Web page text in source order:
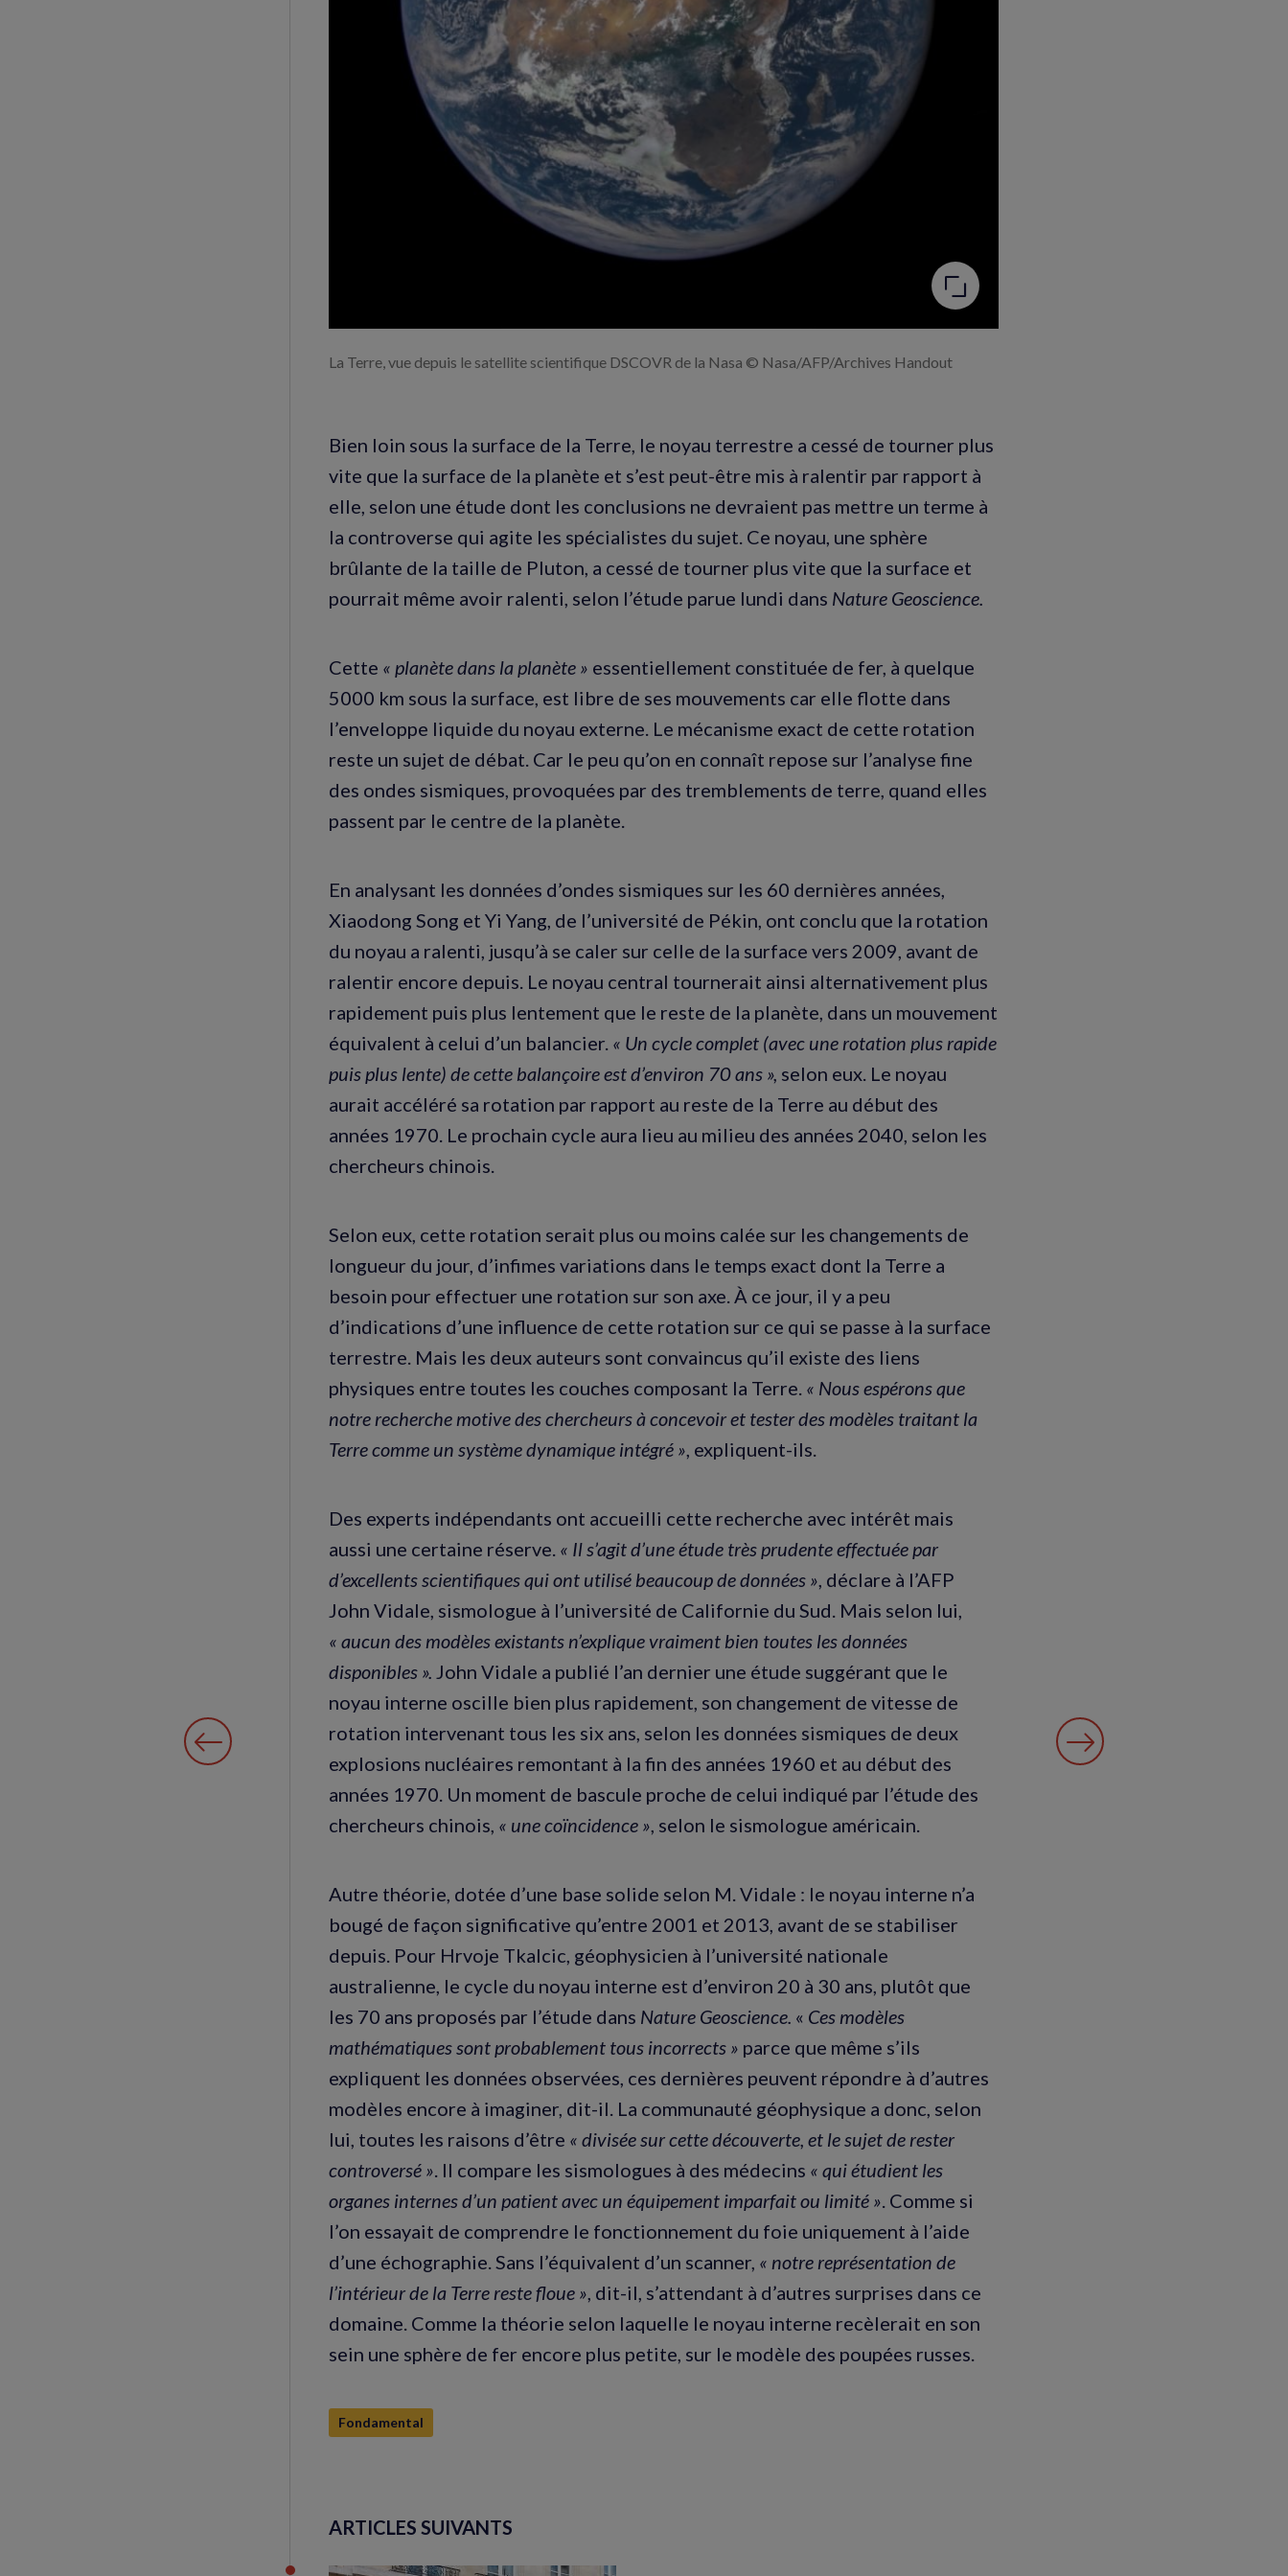
l'image
La Terre, vue depuis le satellite scientifique DSCOVR de la Nasa © Nasa/AFP/Archives Handout
Bien loin sous la surface de la Terre, le noyau terrestre a cessé de tourner plus
vite que la surface de la planète et s’est peut-être mis à ralentir par rapport à
elle, selon une étude dont les conclusions ne devraient pas mettre un terme à
la controverse qui agite les spécialistes du sujet. Ce noyau, une sphère
brûlante de la taille de Pluton, a cessé de tourner plus vite que la surface et
pourrait même avoir ralenti, selon l’étude parue lundi dans Nature Geoscience.
Cette « planète dans la planète » essentiellement constituée de fer, à quelque
5000 km sous la surface, est libre de ses mouvements car elle flotte dans
l’enveloppe liquide du noyau externe. Le mécanisme exact de cette rotation
reste un sujet de débat. Car le peu qu’on en connaît repose sur l’analyse fine
des ondes sismiques, provoquées par des tremblements de terre, quand elles
passent par le centre de la planète.
En analysant les données d’ondes sismiques sur les 60 dernières années,
Xiaodong Song et Yi Yang, de l’université de Pékin, ont conclu que la rotation
du noyau a ralenti, jusqu’à se caler sur celle de la surface vers 2009, avant de
ralentir encore depuis. Le noyau central tournerait ainsi alternativement plus
rapidement puis plus lentement que le reste de la planète, dans un mouvement
équivalent à celui d’un balancier. « Un cycle complet (avec une rotation plus rapide
puis plus lente) de cette balançoire est d’environ 70 ans », selon eux. Le noyau
aurait accéléré sa rotation par rapport au reste de la Terre au début des
années 1970. Le prochain cycle aura lieu au milieu des années 2040, selon les
chercheurs chinois.
Selon eux, cette rotation serait plus ou moins calée sur les changements de
longueur du jour, d’infimes variations dans le temps exact dont la Terre a
besoin pour effectuer une rotation sur son axe. À ce jour, il y a peu
d’indications d’une influence de cette rotation sur ce qui se passe à la surface
terrestre. Mais les deux auteurs sont convaincus qu’il existe des liens
physiques entre toutes les couches composant la Terre. « Nous espérons que
notre recherche motive des chercheurs à concevoir et tester des modèles traitant la
Terre comme un système dynamique intégré », expliquent-ils.
Des experts indépendants ont accueilli cette recherche avec intérêt mais
aussi une certaine réserve. « Il s’agit d’une étude très prudente effectuée par
d’excellents scientifiques qui ont utilisé beaucoup de données », déclare à l’AFP
John Vidale, sismologue à l’université de Californie du Sud. Mais selon lui,
« aucun des modèles existants n’explique vraiment bien toutes les données
disponibles ». John Vidale a publié l’an dernier une étude suggérant que le
noyau interne oscille bien plus rapidement, son changement de vitesse de
rotation intervenant tous les six ans, selon les données sismiques de deux
explosions nucléaires remontant à la fin des années 1960 et au début des
années 1970. Un moment de bascule proche de celui indiqué par l’étude des
chercheurs chinois, « une coïncidence », selon le sismologue américain.
Autre théorie, dotée d’une base solide selon M. Vidale : le noyau interne n’a
bougé de façon significative qu’entre 2001 et 2013, avant de se stabiliser
depuis. Pour Hrvoje Tkalcic, géophysicien à l’université nationale
australienne, le cycle du noyau interne est d’environ 20 à 30 ans, plutôt que
les 70 ans proposés par l’étude dans Nature Geoscience. « Ces modèles
mathématiques sont probablement tous incorrects » parce que même s’ils
expliquent les données observées, ces dernières peuvent répondre à d’autres
modèles encore à imaginer, dit-il. La communauté géophysique a donc, selon
lui, toutes les raisons d’être « divisée sur cette découverte, et le sujet de rester
controversé ». Il compare les sismologues à des médecins « qui étudient les
organes internes d’un patient avec un équipement imparfait ou limité ». Comme si
l’on essayait de comprendre le fonctionnement du foie uniquement à l’aide
d’une échographie. Sans l’équivalent d’un scanner, « notre représentation de
l’intérieur de la Terre reste floue », dit-il, s’attendant à d’autres surprises dans ce
domaine. Comme la théorie selon laquelle le noyau interne recèlerait en son
sein une sphère de fer encore plus petite, sur le modèle des poupées russes.
Fondamental
ARTICLES SUIVANTS